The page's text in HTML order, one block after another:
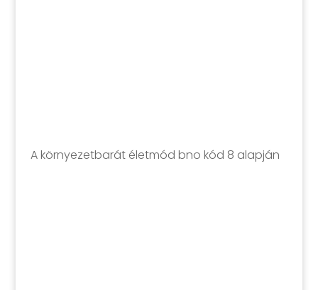
A környezetbarát életmód bno kód 8 alapján